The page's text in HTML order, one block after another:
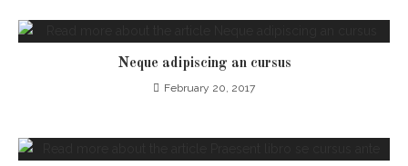
Neque adipiscing an cursus
February 20, 2017